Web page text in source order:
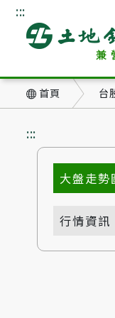
跳到主要內容
:::
土地
首頁 台
:::
大盤走勢
行情資訊